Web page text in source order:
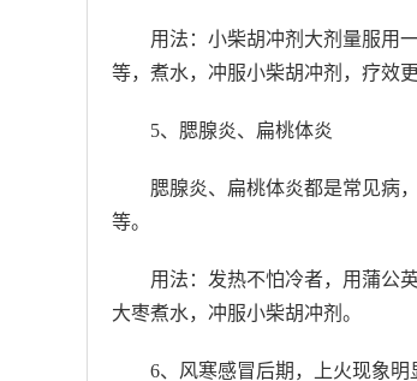
用法：小柴胡冲剂大剂量服用
等，煮水，冲服小柴胡冲剂，疗效
5、腮腺炎、扁桃体炎
腮腺炎、扁桃体炎都是常见病
等。
用法：发热不怕冷者，用蒲公
大枣煮水，冲服小柴胡冲剂。
6、风寒感冒后期，上火现象明